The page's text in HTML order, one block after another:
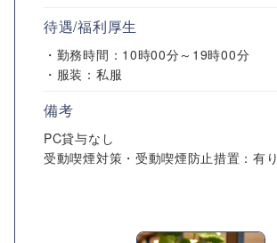
待遇/福利厚生
・勤務時間：10時00分～19時00分
・服装：私服
備考
PC貸与なし
受動喫煙対策・受動喫煙防止措置：有り